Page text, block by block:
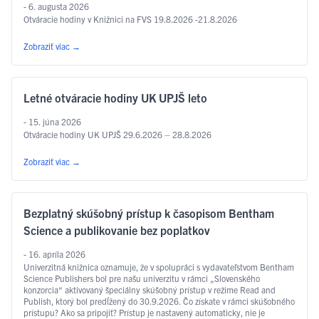
- 6. augusta 2026
Otváracie hodiny v Knižnici na FVS 19.8.2026 -21.8.2026
Zobraziť viac →
Letné otváracie hodiny UK UPJŠ leto
- 15. júna 2026
Otváracie hodiny UK UPJŠ 29.6.2026 – 28.8.2026
Zobraziť viac →
Bezplatný skúšobný prístup k časopisom Bentham
Science a publikovanie bez poplatkov
- 16. apríla 2026
Univerzitná knižnica oznamuje, že v spolupráci s vydavateľstvom Bentham
Science Publishers bol pre našu univerzitu v rámci „Slovenského
konzorcia“ aktivovaný špeciálny skúšobný prístup v režime Read and
Publish, ktorý bol predĺžený do 30.9.2026. Čo získate v rámci skúšobného
prístupu? Ako sa pripojiť? Prístup je nastavený automaticky, nie je